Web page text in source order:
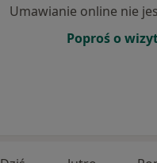
Umawianie online nie
Poproś o